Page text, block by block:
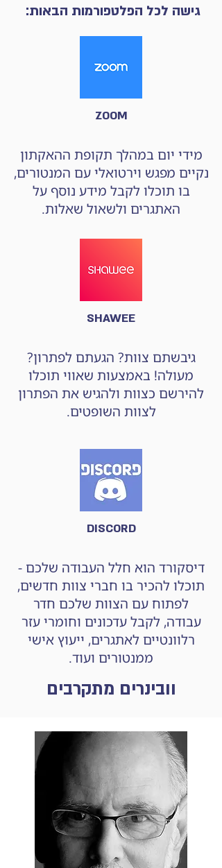
גישה לכל הפלטפורמות הבאות:
ZOOM
מידי יום במהלך תקופת ההאקתון
נקיים מפגש וירטואלי עם המנטורים,
בו תוכלו לקבל מידע נוסף על
האתגרים ולשאול שאלות.
SHAWEE
גיבשתם צוות? הגעתם לפתרון?
מעולה! באמצעות שאווי תוכלו
להירשם כצוות ולהגיש את הפתרון
לצוות השופטים.
DISCORD
דיסקורד הוא חלל העבודה שלכם -
תוכלו להכיר בו חברי צוות חדשים,
לפתוח עם הצוות שלכם חדר
עבודה, לקבל עדכונים וחומרי עזר
רלוונטיים לאתגרים, ייעוץ אישי
ממנטורים ועוד.
וובינרים מתקרבים